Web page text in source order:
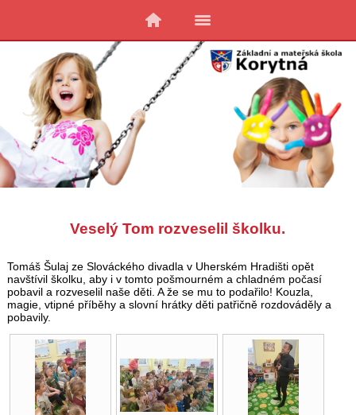
Veselý Tom rozveselil školku.
Tomáš Šulaj ze Slováckého divadla v Uherském Hradišti opět
navštívil školku, aby i v tomto pošmourném a chladném počasí
pobavil a rozveselil naše děti. A že se mu to podařilo! Kouzla,
magie, vtipné příběhy a slovní hrátky děti patřičně rozdováděly a
pobavily.